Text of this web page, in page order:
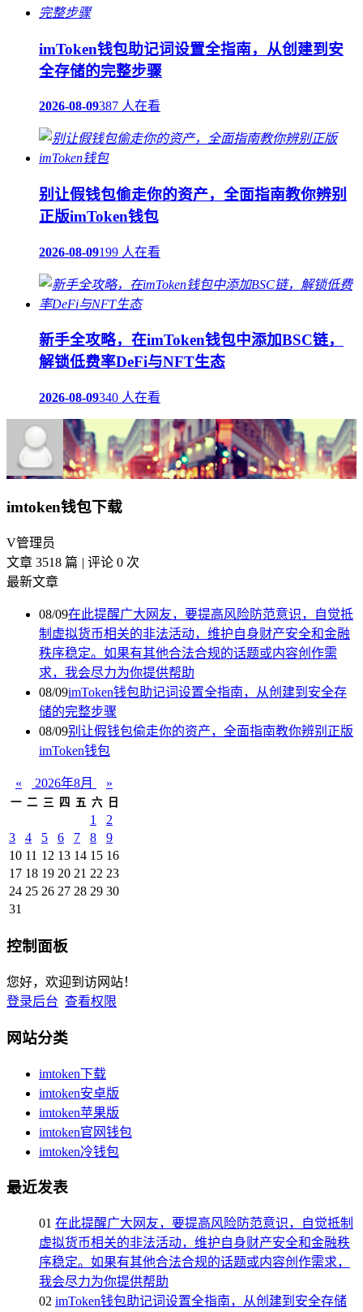
imToken钱包助记词设置全指南，从创建到安
全存储的完整步骤
2026-08-09387 人在看
别让假钱包偷走你的资产，全面指南教你辨别
正版imToken钱包
2026-08-09199 人在看
新手全攻略，在imToken钱包中添加BSC链，
解锁低费率DeFi与NFT生态
2026-08-09340 人在看
imtoken钱包下载
V管理员
文章 3518 篇 | 评论 0 次
最新文章
08/09在此提醒广大网友，要提高风险防范意识，自觉抵
制虚拟货币相关的非法活动，维护自身财产安全和金融
秩序稳定。如果有其他合法合规的话题或内容创作需
求，我会尽力为你提供帮助
08/09imToken钱包助记词设置全指南，从创建到安全存
储的完整步骤
08/09别让假钱包偷走你的资产，全面指南教你辨别正版
imToken钱包
« 2026年8月 »
一 二 三 四 五 六 日
1
2
3
4 5 6 7 8
9
10 11 12 13 14 15 16
17 18 19 20 21 22 23
24 25 26 27 28 29 30
31
控制面板
您好，欢迎到访网站！
登录后台 查看权限
网站分类
imtoken下载
imtoken安卓版
imtoken苹果版
imtoken官网钱包
imtoken冷钱包
最近发表
01 在此提醒广大网友，要提高风险防范意识，自觉抵制
虚拟货币相关的非法活动，维护自身财产安全和金融秩
序稳定。如果有其他合法合规的话题或内容创作需求，
我会尽力为你提供帮助
02 imToken钱包助记词设置全指南，从创建到安全存储